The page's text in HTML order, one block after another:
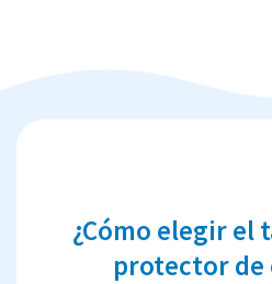
¿Cómo elegir el
protector de